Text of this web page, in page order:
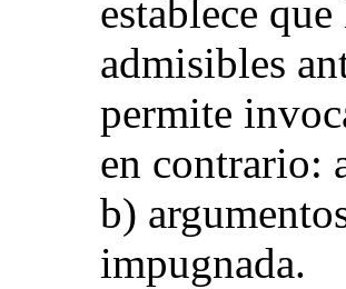
establece
admisibles
permite
en contrario:
b)
impugnada.